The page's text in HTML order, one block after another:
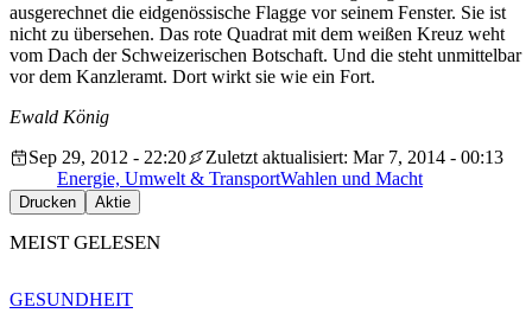
ausgerechnet die eidgenössische Flagge vor seinem Fenster. Sie ist
nicht zu übersehen. Das rote Quadrat mit dem weißen Kreuz weht
vom Dach der Schweizerischen Botschaft. Und die steht unmittelbar
vor dem Kanzleramt. Dort wirkt sie wie ein Fort.
Ewald König
Sep 29, 2012 - 22:20
Zuletzt aktualisiert: Mar 7, 2014 - 00:13
Energie, Umwelt & TransportWahlen und Macht
Drucken Aktie
MEIST GELESEN
GESUNDHEIT